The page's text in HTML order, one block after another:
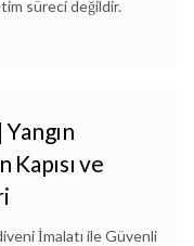
süreci değildir.
ve
İmalatı ile Güvenli